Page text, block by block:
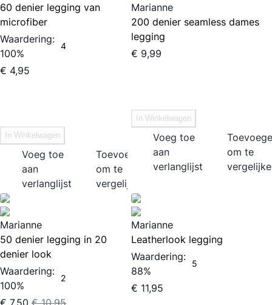
60 denier legging van
microfiber
Waardering:
100%
4
€ 4,95
In Winkelwagen
Voeg toe
aan
verlanglijst
Toevoegen
om te
vergelijken
Marianne
200 denier seamless dames
legging
€ 9,99
In Winkelwagen
Voeg toe
aan
verlanglijst
om te
Marianne
50 denier legging in 20
denier look
Waardering:
100%
2
€ 7,50 € 10,95
Marianne
Leatherlook legging
Waardering:
88%
5
€ 11,95